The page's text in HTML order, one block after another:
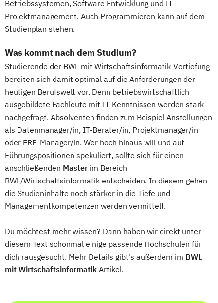
Betriebssystemen, Software Entwicklung und IT-
Projektmanagement. Auch Programmieren kann auf dem
Studienplan stehen.
Was kommt nach dem Studium?
Studierende der BWL mit Wirtschaftsinformatik-Vertiefung
bereiten sich damit optimal auf die Anforderungen der
heutigen Berufswelt vor. Denn betriebswirtschaftlich
ausgebildete Fachleute mit IT-Kenntnissen werden stark
nachgefragt. Absolventen finden zum Beispiel Anstellungen
als Datenmanager/in, IT-Berater/in, Projektmanager/in
oder ERP-Manager/in. Wer hoch hinaus will und auf
Führungspositionen spekuliert, sollte sich für einen
anschließenden Master im Bereich
BWL/Wirtschaftsinformatik entscheiden. In diesem gehen
die Studieninhalte noch stärker in die Tiefe und
Managementkompetenzen werden vermittelt.
Du möchtest mehr wissen? Dann haben wir direkt unter
diesem Text schonmal einige passende Hochschulen für
dich rausgesucht. Mehr Details gibt's außerdem im BWL
mit Wirtschaftsinformatik Artikel.